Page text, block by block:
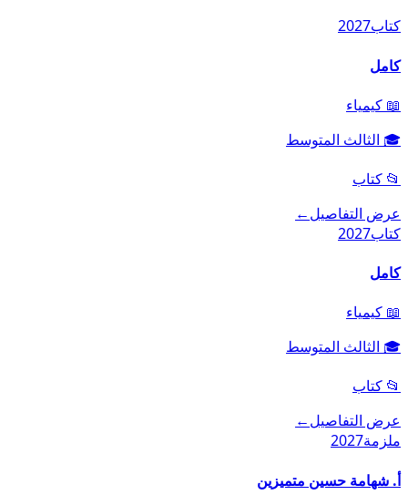
كتاب2027
كامل
📖 كيمياء
🎓 الثالث المتوسط
📂 كتاب
عرض التفاصيل←
كتاب2027
كامل
📖 كيمياء
🎓 الثالث المتوسط
📂 كتاب
عرض التفاصيل←
ملزمة2027
أ. شهامة حسين متميزين